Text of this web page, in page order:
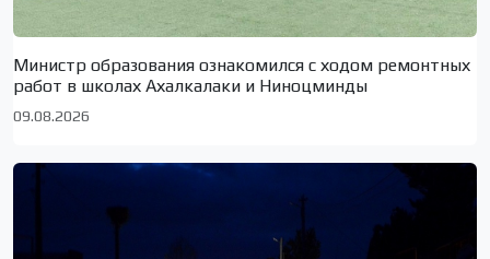
Министр образования ознакомился с ходом ремонтных
работ в школах Ахалкалаки и Ниноцминды
09.08.2026